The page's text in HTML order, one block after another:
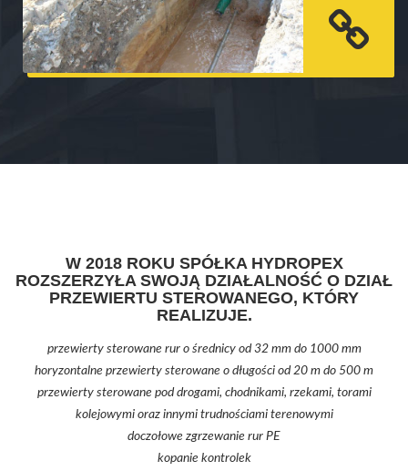
W 2018 ROKU SPÓŁKA HYDROPEX
ROZSZERZYŁA SWOJĄ DZIAŁALNOŚĆ O DZIAŁ
PRZEWIERTU STEROWANEGO, KTÓRY
REALIZUJE.
przewierty sterowane rur o średnicy od 32 mm do 1000 mm
horyzontalne przewierty sterowane o długości od 20 m do 500 m
przewierty sterowane pod drogami, chodnikami, rzekami, torami
kolejowymi oraz innymi trudnościami terenowymi
doczołowe zgrzewanie rur PE
kopanie kontrolek